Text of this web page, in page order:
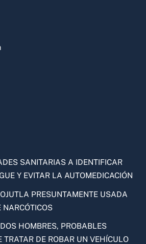
SANITARIAS A IDENTIFICAR
Y EVITAR LA AUTOMEDICACIÓN
PRESUNTAMENTE USADA
NARCÓTICOS
HOMBRES, PROBABLES
TRATAR DE ROBAR UN VEHÍCULO